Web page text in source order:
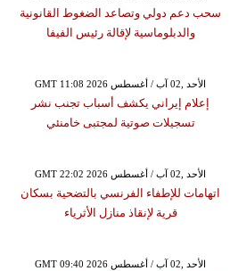
سحب دعم دولي وتصاعد الضغوط القانونية
والدبلوماسية لإقالة رئيس الفيفا
GMT 11:08 2026 الأحد ,02 آب / أغسطس
إعلام إيراني يكشف أسباب تجنب نشر
تسجيلات صوتية لمجتبى خامنئي
GMT 22:02 2026 الأحد ,02 آب / أغسطس
اتهامات للإطفاء الفرنسي بالتضحية بسكان
قرية لإنقاذ منازل الأثرياء
GMT 09:40 2026 الأحد ,02 آب / أغسطس